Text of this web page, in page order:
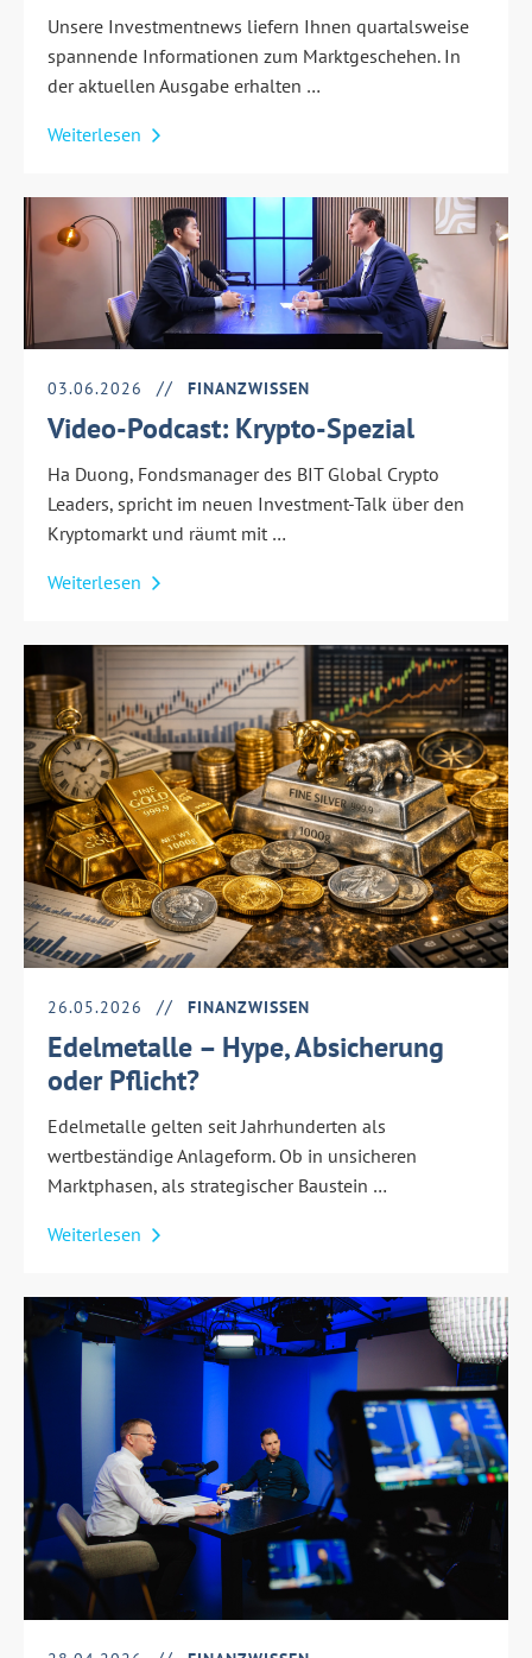
Unsere Investmentnews liefern Ihnen quartalsweise
spannende Informationen zum Marktgeschehen. In
der aktuellen Ausgabe erhalten …
Weiterlesen
03.06.2026 FINANZWISSEN
Video-Podcast: Krypto-Spezial
Ha Duong, Fondsmanager des BIT Global Crypto
Leaders, spricht im neuen Investment-Talk über den
Kryptomarkt und räumt mit …
Weiterlesen
26.05.2026 FINANZWISSEN
Edelmetalle – Hype, Absicherung
oder Pflicht?
Edelmetalle gelten seit Jahrhunderten als
wertbeständige Anlageform. Ob in unsicheren
Marktphasen, als strategischer Baustein …
Weiterlesen